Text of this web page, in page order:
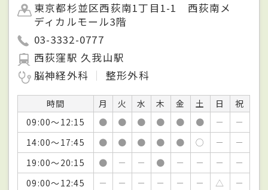
東京都杉並区西荻南1丁目1-1 西荻南メ
ディカルモール3階
03-3332-0777
西荻窪駅 久我山駅
脳神経外科
整形外科
時間 月 火 水 木 金 土 日
祝
09:00～12:15
● ● ● ● ● ● －
－
14:00～17:45
● ● ● ● ● ○ －
－
19:00～20:15
● － － ● － － －
－
09:00～12:45
－ － － － － － △
－